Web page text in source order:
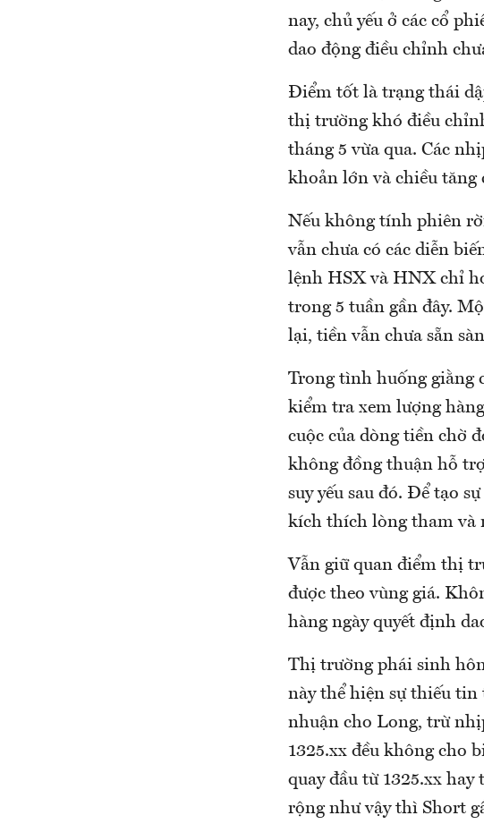
nay, chủ yếu ở các cổ
dao động điều chỉnh
Điểm tốt là trạng thái
thị trường khó điều
tháng 5 vừa qua. Các
khoản lớn và chiều tăng
Nếu không tính phiên
vẫn chưa có các diễn
lệnh HSX và HNX chỉ
trong 5 tuần gần đây.
lại, tiền vẫn chưa sẵn
Trong tình huống giằng
kiểm tra xem lượng
cuộc của dòng tiền chờ
không đồng thuận hỗ
suy yếu sau đó. Để tạo
kích thích lòng tham và
Vẫn giữ quan điểm thị
được theo vùng giá.
hàng ngày quyết định
Thị trường phái sinh
này thể hiện sự thiếu
nhuận cho Long, trừ
1325.xx đều không cho
quay đầu từ 1325.xx
rộng như vậy thì Short